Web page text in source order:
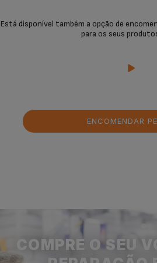
Está disponível também a opção de
para os seus
ENCOMENDAR
COMPRE O SEU